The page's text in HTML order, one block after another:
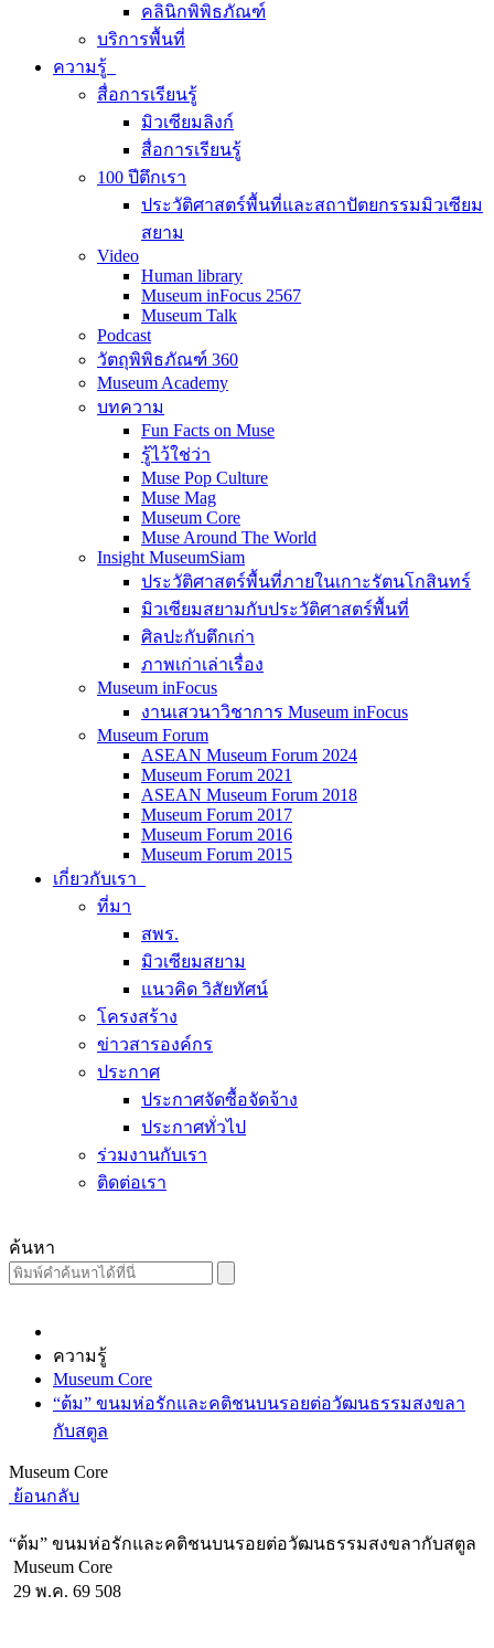
คลินิกพิพิธภัณฑ์
บริการพื้นที่
ความรู้
สื่อการเรียนรู้
มิวเซียมลิงก์
สื่อการเรียนรู้
100 ปีตึกเรา
ประวัติศาสตร์พื้นที่และสถาปัตยกรรมมิวเซียม
สยาม
Video
Human library
Museum inFocus 2567
Museum Talk
Podcast
วัตถุพิพิธภัณฑ์ 360
Museum Academy
บทความ
Fun Facts on Muse
รู้ไว้ใช่ว่า
Muse Pop Culture
Muse Mag
Museum Core
Muse Around The World
Insight MuseumSiam
ประวัติศาสตร์พื้นที่ภายในเกาะรัตนโกสินทร์
มิวเซียมสยามกับประวัติศาสตร์พื้นที่
ศิลปะกับตึกเก่า
ภาพเก่าเล่าเรื่อง
Museum inFocus
งานเสวนาวิชาการ Museum inFocus
Museum Forum
ASEAN Museum Forum 2024
Museum Forum 2021
ASEAN Museum Forum 2018
Museum Forum 2017
Museum Forum 2016
Museum Forum 2015
เกี่ยวกับเรา
ที่มา
สพร.
มิวเซียมสยาม
แนวคิด วิสัยทัศน์
โครงสร้าง
ข่าวสารองค์กร
ประกาศ
ประกาศจัดซื้อจัดจ้าง
ประกาศทั่วไป
ร่วมงานกับเรา
ติดต่อเรา
ค้นหา
ความรู้
Museum Core
“ต้ม” ขนมห่อรักและคติชนบนรอยต่อวัฒนธรรมสงขลา
กับสตูล
Museum Core
ย้อนกลับ
“ต้ม” ขนมห่อรักและคติชนบนรอยต่อวัฒนธรรมสงขลากับสตูล
Museum Core
29 พ.ค. 69 508